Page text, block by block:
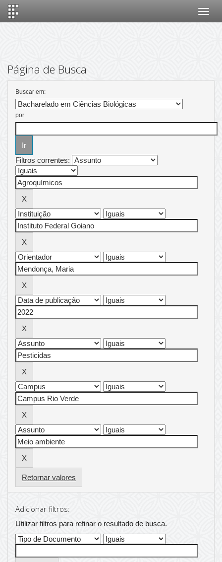
Página de Busca
Buscar em:
por
Filtros correntes:
Retornar valores
Adicionar filtros:
Utilizar filtros para refinar o resultado de busca.